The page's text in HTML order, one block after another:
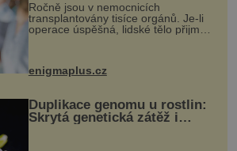
Ročně jsou v nemocnicích
transplantovány tisíce orgánů. Je-li
operace úspěšná, lidské tělo přijme
enigmaplus.cz
Duplikace genomu u rostlin:
Skrytá genetická zátěž i